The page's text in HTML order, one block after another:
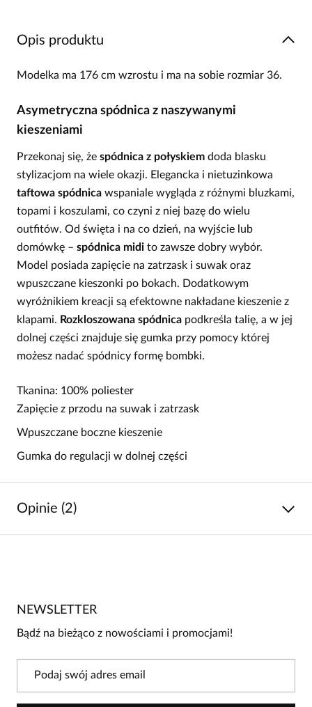
Opis produktu
Modelka ma 176 cm wzrostu i ma na sobie rozmiar 36.
Asymetryczna spódnica z naszywanymi
kieszeniami
Przekonaj się, że spódnica z połyskiem doda blasku
stylizacjom na wiele okazji. Elegancka i nietuzinkowa
taftowa spódnica wspaniale wygląda z różnymi bluzkami,
topami i koszulami, co czyni z niej bazę do wielu
outfitów. Od święta i na co dzień, na wyjście lub
domówkę – spódnica midi to zawsze dobry wybór.
Model posiada zapięcie na zatrzask i suwak oraz
wpuszczane kieszonki po bokach. Dodatkowym
wyróżnikiem kreacji są efektowne nakładane kieszenie z
klapami. Rozkloszowana spódnica podkreśla talię, a w jej
dolnej części znajduje się gumka przy pomocy której
możesz nadać spódnicy formę bombki.
Tkanina: 100% poliester
Zapięcie z przodu na suwak i zatrzask
Wpuszczane boczne kieszenie
Gumka do regulacji w dolnej części
Opinie (2)
4
3
1
0
NEWSLETTER
Bądź na bieżąco z nowościami i promocjami!